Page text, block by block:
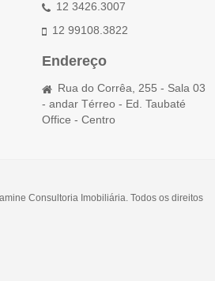
12 3426.3007
12 99108.3822
Endereço
Rua do Corrêa, 255 - Sala 03
- andar Térreo - Ed. Taubaté
Office - Centro
Consultoria Imobiliária. Todos os direitos